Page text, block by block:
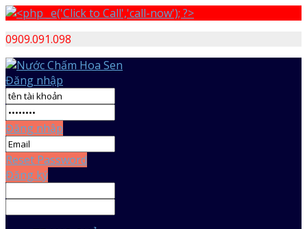
0909.091.098
Đăng nhập
Đăng nhập
Reset Password
Đăng ký